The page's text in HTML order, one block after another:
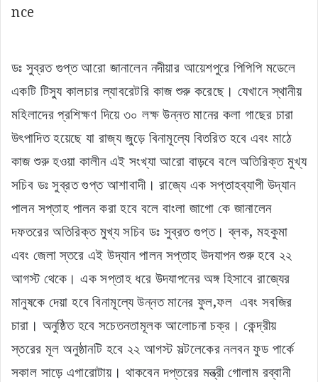
ডঃ সুব্রত গুপ্ত আরো জানালেন নদীয়ার আয়েশপুরে পিপিপি মডেলে
একটি টিস্যু কালচার ল্যাবরেটরি কাজ শুরু করেছে। যেখানে স্থানীয়
মহিলাদের প্রশিক্ষণ দিয়ে ৩০ লক্ষ উন্নত মানের কলা গাছের চারা
উৎপাদিত হয়েছে যা রাজ্য জুড়ে বিনামূল্যে বিতরিত হবে এবং মাঠে
কাজ শুরু হওয়া কালীন এই সংখ্যা আরো বাড়বে বলে অতিরিক্ত মুখ্য
সচিব ডঃ সুব্রত গুপ্ত আশাবাদী। রাজ্যে এক সপ্তাহব্যাপী উদ্যান
পালন সপ্তাহ পালন করা হবে বলে বাংলা জাগো কে জানালেন
দফতরের অতিরিক্ত মুখ্য সচিব ডঃ সুব্রত গুপ্ত। ব্লক, মহকুমা
এবং জেলা স্তরে এই উদ্যান পালন সপ্তাহ উদযাপন শুরু হবে ২২
আগস্ট থেকে। এক সপ্তাহ ধরে উদযাপনের অঙ্গ হিসাবে রাজ্যের
মানুষকে দেয়া হবে বিনামূল্যে উন্নত মানের ফুল,ফল এবং সবজির
চারা। অনুষ্ঠিত হবে সচেতনতামূলক আলোচনা চক্র। কেন্দ্রীয়
স্তরের মূল অনুষ্ঠানটি হবে ২২ আগস্ট সল্টলেকের নলবন ফুড পার্কে
সকাল সাড়ে এগারোটায়। থাকবেন দপ্তরের মন্ত্রী গোলাম রব্বানী